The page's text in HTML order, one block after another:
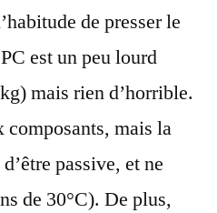
de presser le
est un peu lourd
mais rien d’horrible.
composants, mais la
passive, et ne
de 30°C). De plus,